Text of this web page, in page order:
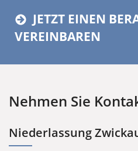
JETZT EINEN
VEREINBAREN
Nehmen Sie
Niederlassung